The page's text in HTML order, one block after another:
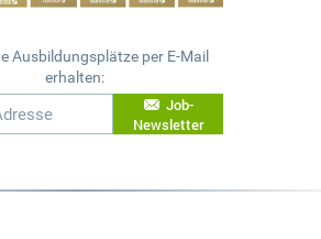
Ausbildungsplätze per E-Mail
erhalten:
Job-
Newsletter